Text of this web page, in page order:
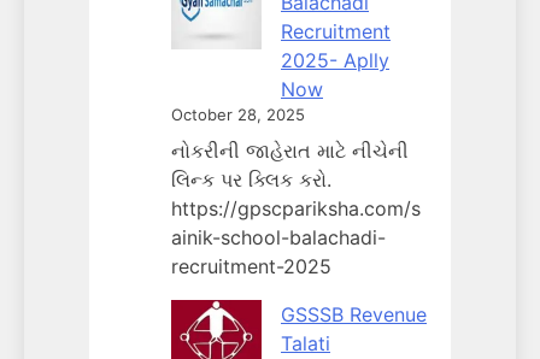
Recruitment
2025- Aplly
Now
October 28, 2025
નોકરીની જાહેરાત માટે નીચેની
લિન્ક પર ક્લિક કરો.
https://gpscpariksha.com/s
ainik-school-balachadi-
recruitment-2025
GSSSB Revenue
Talati